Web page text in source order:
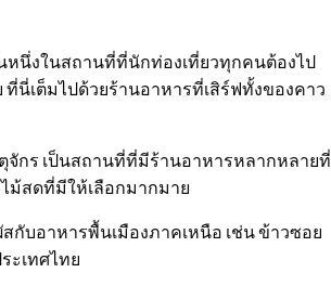
หนึ่งในสถานที่ที่นักท่องเที่ยวทุกคนต้องไป
นี่เต็มไปด้วยร้านอาหารที่เสิร์ฟทั้งของคาว
กร เป็นสถานที่ที่มีร้านอาหารหลากหลายที่
ไม้สดที่มีให้เลือกมากมาย
บอาหารพื้นเมืองภาคเหนือ เช่น ข้าวซอย
ะเทศไทย